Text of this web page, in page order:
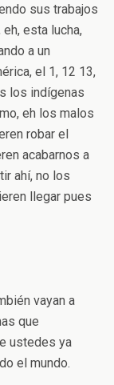
sus trabajos
esta lucha,
a un
el 1, 12 13,
los indígenas
eh los malos
robar el
acabarnos a
ahí, no los
llegar pues
vayan a
que
ustedes ya
el mundo.